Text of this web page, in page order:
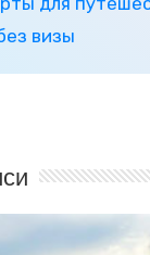
визы